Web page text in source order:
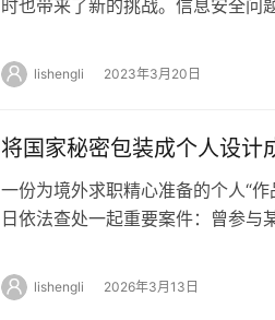
时也带来了新的挑战。信息安全问
lishengli 2023年3月20日
将国家秘密包装成个人设计
一份为境外求职精心准备的个人“
日依法查处一起重要案件：曾参与
lishengli 2026年3月13日